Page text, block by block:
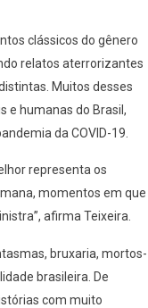
clássicos do gênero
relatos aterrorizantes
Muitos desses
e humanas do Brasil,
da COVID-19.
representa os
momentos em que
afirma Teixeira.
bruxaria, mortos-
brasileira. De
com muito